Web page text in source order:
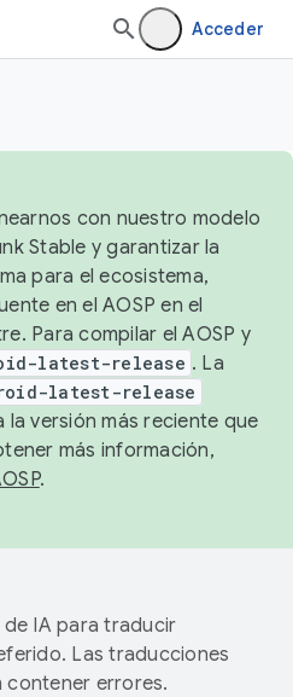
Acceder
con nuestro modelo
Stable y garantizar la
para el ecosistema,
en el AOSP en el
Para compilar el AOSP y
latest-release . La
latest-release
versión más reciente que
más información,
.
IA para traducir
Las traducciones
contener errores.